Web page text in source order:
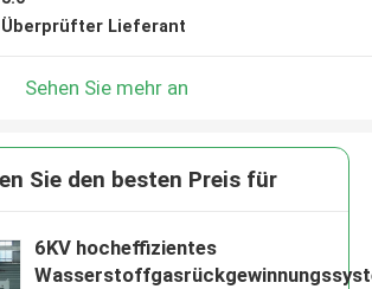
Überprüfter Lieferant
Sehen Sie mehr an
Sie den besten Preis für
6KV hocheffizientes